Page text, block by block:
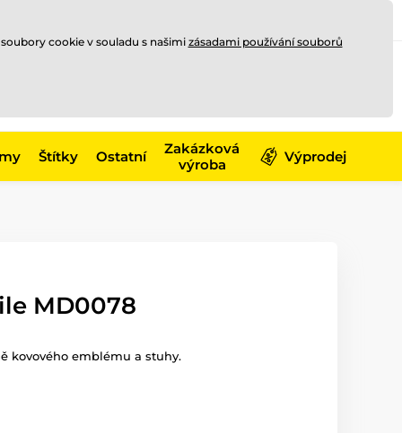
Štítky Ostatní
Zakázková
výroba
Výprodej
MD0078
kovového emblému a stuhy.
cookie v souladu s našimi zásadami používání souborů